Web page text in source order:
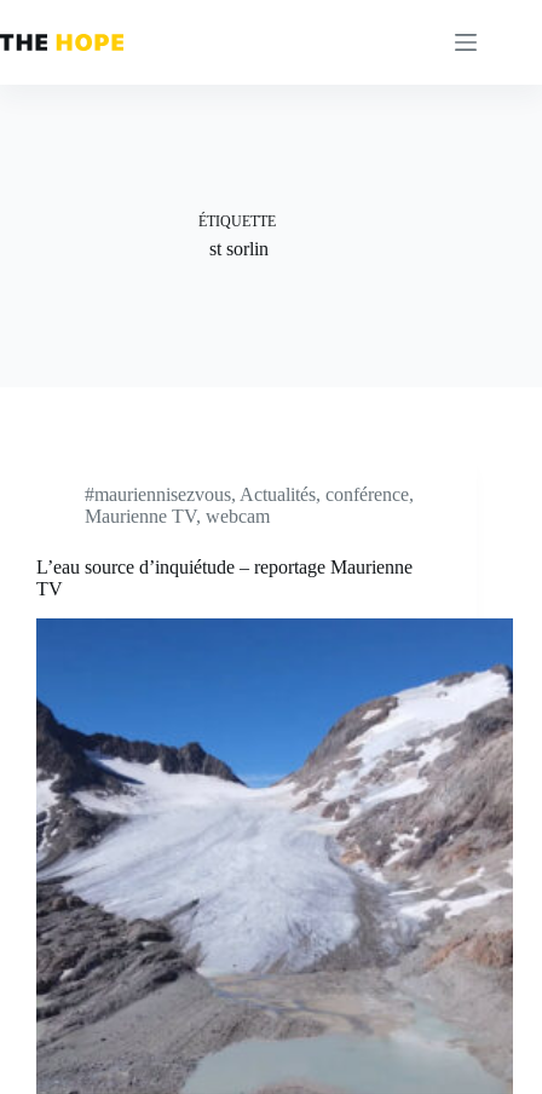
au
contenu
ÉTIQUETTE
st sorlin
#mauriennisezvous, Actualités, conférence,
Maurienne TV, webcam
L’eau source d’inquiétude – reportage Maurienne
TV